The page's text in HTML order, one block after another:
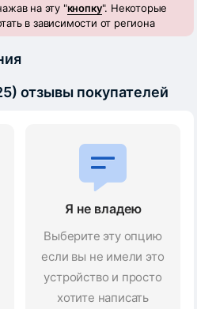
на эту "кнопку". Некоторые
в зависимости от региона
отзывы покупателей
Я не владею
Выберите эту опцию
если вы не имели это
устройство и просто
хотите написать